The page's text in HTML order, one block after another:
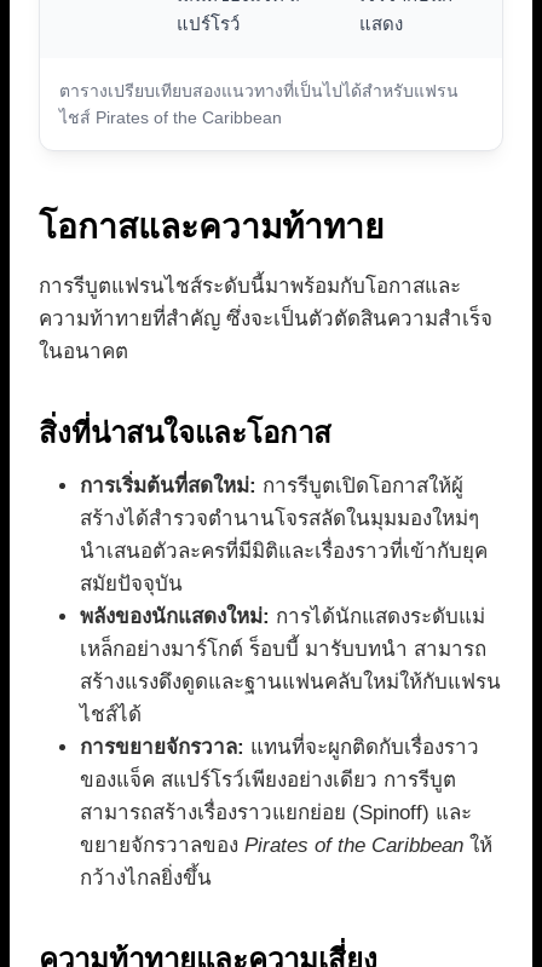
ตารางเปรียบเทียบสองแนวทางที่เป็นไปได้สำหรับแฟรน
ไชส์ Pirates of the Caribbean
แปร์โรว์
แสดง
โอกาสและความท้าทาย
การรีบูตแฟรนไชส์ระดับนี้มาพร้อมกับโอกาสและ
ความท้าทายที่สำคัญ ซึ่งจะเป็นตัวตัดสินความสำเร็จ
ในอนาคต
สิ่งที่น่าสนใจและโอกาส
การเริ่มต้นที่สดใหม่: การรีบูตเปิดโอกาสให้ผู้
สร้างได้สำรวจตำนานโจรสลัดในมุมมองใหม่ๆ
นำเสนอตัวละครที่มีมิติและเรื่องราวที่เข้ากับยุค
สมัยปัจจุบัน
พลังของนักแสดงใหม่: การได้นักแสดงระดับแม่
เหล็กอย่างมาร์โกต์ ร็อบบี้ มารับบทนำ สามารถ
สร้างแรงดึงดูดและฐานแฟนคลับใหม่ให้กับแฟรน
ไชส์ได้
การขยายจักรวาล: แทนที่จะผูกติดกับเรื่องราว
ของแจ็ค สแปร์โรว์เพียงอย่างเดียว การรีบูต
สามารถสร้างเรื่องราวแยกย่อย (Spinoff) และ
ขยายจักรวาลของ Pirates of the Caribbean ให้
กว้างไกลยิ่งขึ้น
ความท้าทายและความเสี่ยง